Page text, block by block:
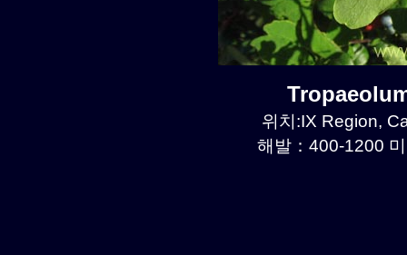
위치:IX Region,
해발：400-1200